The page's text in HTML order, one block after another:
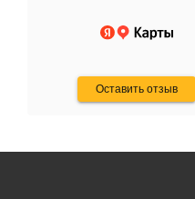
Оставить отзыв